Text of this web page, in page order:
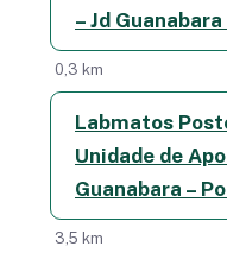
– Jd
0,3 km
Labmatos
Unidade de
Guanabara –
3,5 km